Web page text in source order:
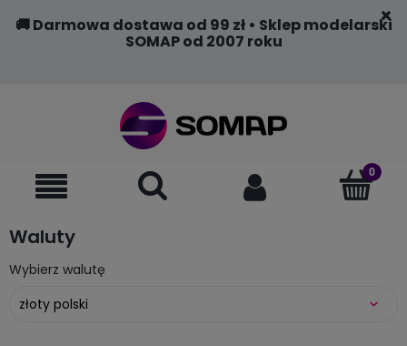
🚚 Darmowa dostawa od 99 zł • Sklep modelarski
SOMAP od 2007 roku
Waluty
Wybierz walutę